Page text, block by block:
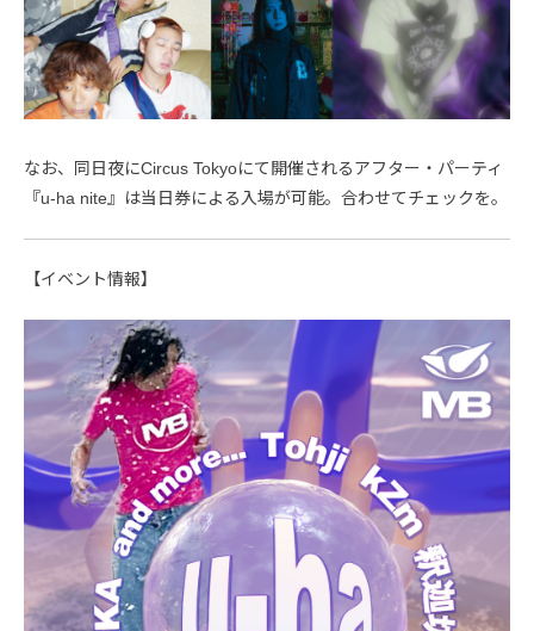
なお、同日夜にCircus Tokyoにて開催されるアフター・パーティ
『u-ha nite』は当日券による入場が可能。合わせてチェックを。
【イベント情報】